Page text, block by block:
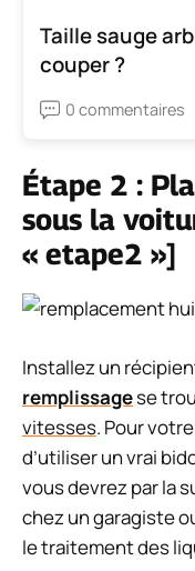
Taille sauge
couper ?
0 commentaires
Étape 2 :
sous la
« etape2 »]
Installez un
remplissagese
vitesses. Pour
d’utiliser un vrai
vous devrez par la
chez un garagiste
le traitement des